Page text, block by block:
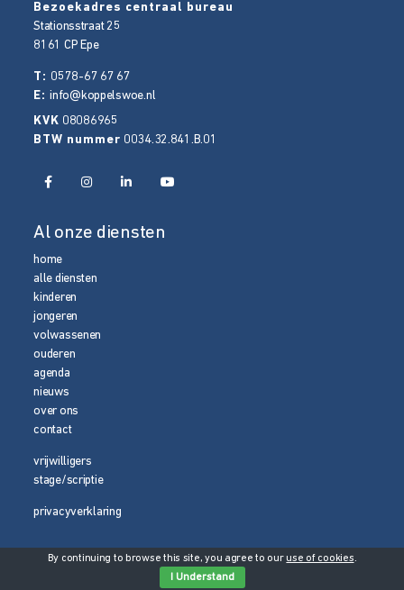
Bezoekadres centraal bureau
Stationsstraat 25
8161 CP Epe
T: 0578-67 67 67
E:info@koppelswoe.nl
KVK 08086965
BTW nummer 0034.32.841.B.01
Al onze diensten
home
alle diensten
kinderen
jongeren
volwassenen
ouderen
agenda
nieuws
over ons
contact
vrijwilligers
stage/scriptie
privacyverklaring
© 2026 Media Magneet
By continuing to browse this site, you agree to our use of cookies.
I Understand